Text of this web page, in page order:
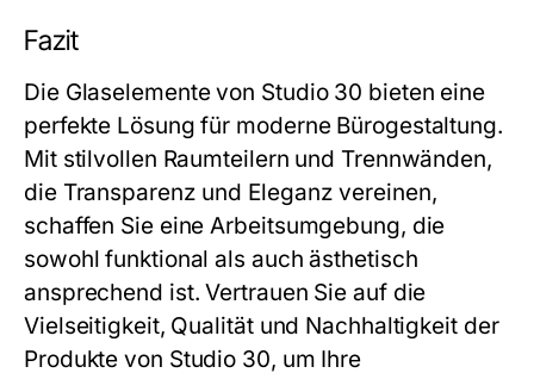
Fazit
Die Glaselemente von Studio 30 bieten eine
perfekte Lösung für moderne Bürogestaltung.
Mit stilvollen Raumteilern und Trennwänden,
die Transparenz und Eleganz vereinen,
schaffen Sie eine Arbeitsumgebung, die
sowohl funktional als auch ästhetisch
ansprechend ist. Vertrauen Sie auf die
Vielseitigkeit, Qualität und Nachhaltigkeit der
Produkte von Studio 30, um Ihre